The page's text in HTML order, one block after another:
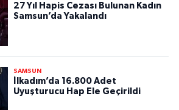
27 Yıl Hapis Cezası Bulunan Kadın
Samsun’da Yakalandı
SAMSUN
İlkadım’da 16.800 Adet
Uyuşturucu Hap Ele Geçirildi